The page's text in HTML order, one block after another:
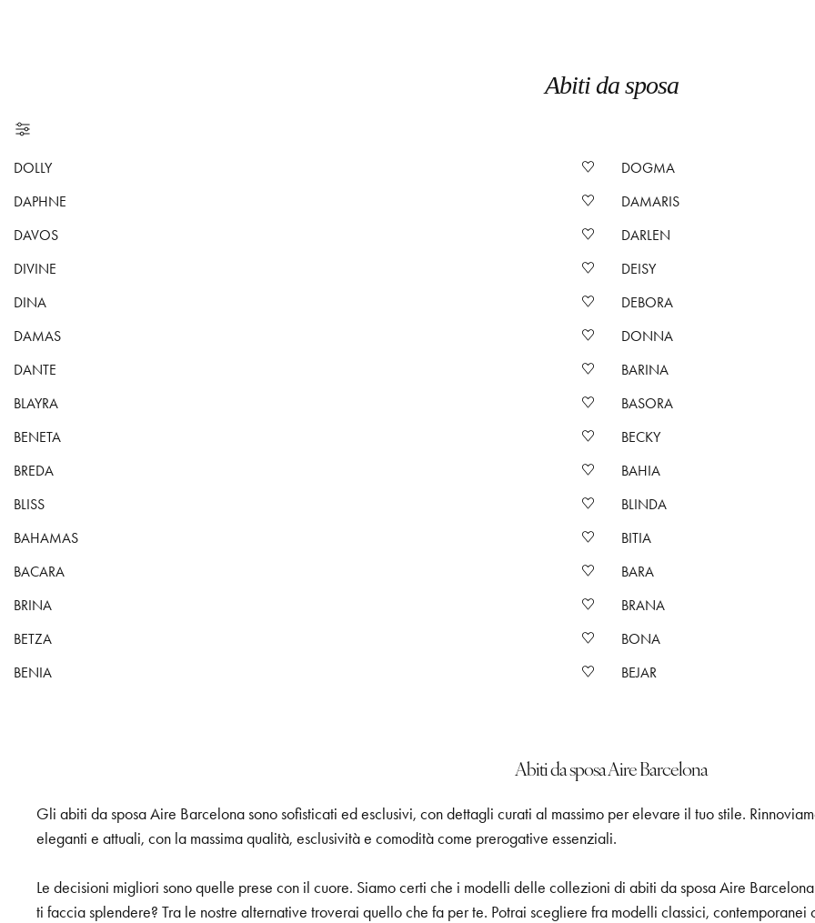
Abiti da sposa
DOLLY
DOGMA
DAPHNE
DAMARIS
DAVOS
DARLEN
DIVINE
DEISY
DINA
DEBORA
DAMAS
DONNA
DANTE
BARINA
BLAYRA
BASORA
BENETA
BECKY
BREDA
BAHIA
BLISS
BLINDA
BAHAMAS
BITIA
BACARA
BARA
BRINA
BRANA
BETZA
BONA
BENIA
BEJAR
Abiti da sposa Aire Barcelona
Gli abiti da sposa Aire Barcelona sono sofisticati ed esclusivi, con dettagli curati al massimo per elevare il tuo stile.
eleganti e attuali, con la massima qualità, esclusività e comodità come prerogative essenziali.
Le decisioni migliori sono quelle prese con il cuore. Siamo certi che i modelli delle collezioni di abiti da sposa Aire
ti faccia splendere? Tra le nostre alternative troverai quello che fa per te. Potrai scegliere fra modelli classici,